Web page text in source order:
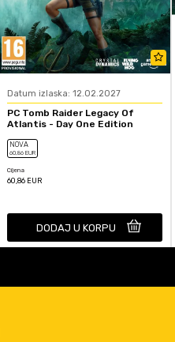
Datum izlaska: 12.02.2027
PC Tomb Raider Legacy Of
Atlantis - Day One Edition
NOVA
60,86 EUR
Cijena
60,86 EUR
DODAJ U KORPU